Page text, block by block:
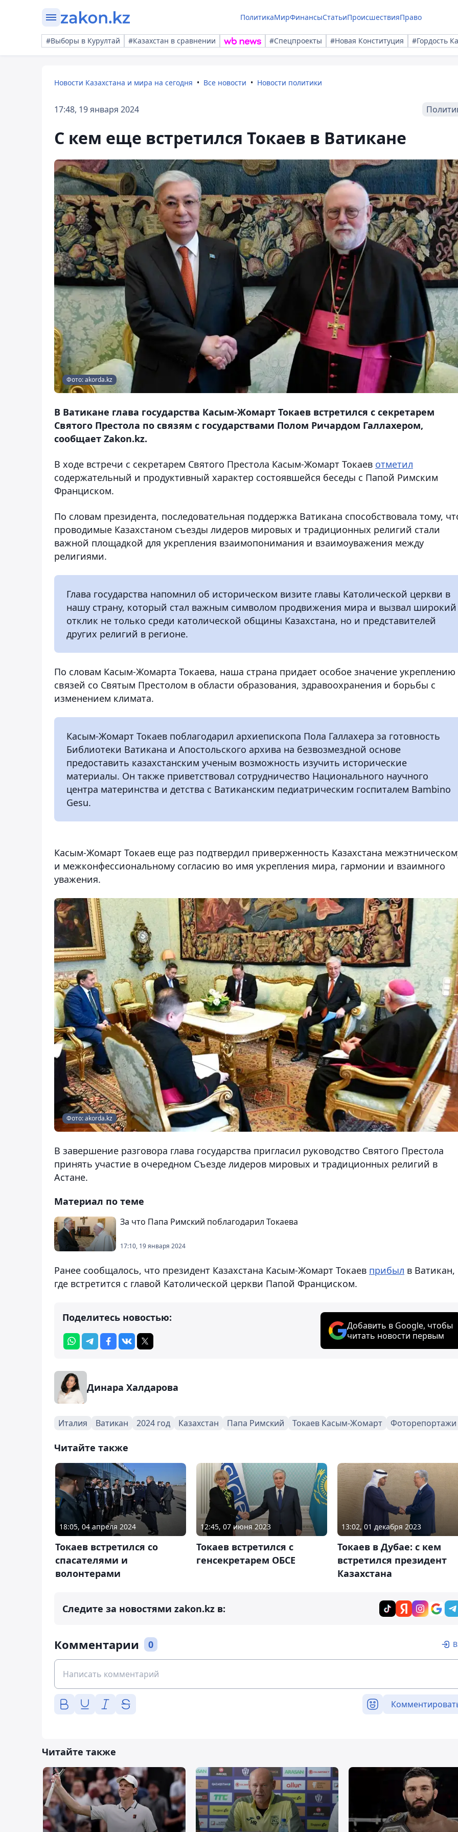
ПолитикаМирФинансыСтатьиПроисшествияПраво
#Выборы в Курултай #Казахстан в сравнении #Спецпроекты #Новая Конституция #Гордость
Новости Казахстана и мира на сегодня Все новости Новости политики
17:48, 19 января 2024
С кем еще встретился Токаев в Ватикане
Фото: akorda.kz
В Ватикане глава государства Касым-Жомарт Токаев встретился с секретарем
Святого Престола по связям с государствами Полом Ричардом Галлахером,
сообщает Zakon.kz.
В ходе встречи с секретарем Святого Престола Касым-Жомарт Токаев отметил
содержательный и продуктивный характер состоявшейся беседы с Папой Римским
Франциском.
По словам президента, последовательная поддержка Ватикана способствовала тому,
проводимые Казахстаном съезды лидеров мировых и традиционных религий стали
важной площадкой для укрепления взаимопонимания и взаимоуважения между
религиями.
Глава государства напомнил об историческом визите главы Католической церкви в
нашу страну, который стал важным символом продвижения мира и вызвал широкий
отклик не только среди католической общины Казахстана, но и представителей
других религий в регионе.
По словам Касым-Жомарта Токаева, наша страна придает особое значение укреплению
связей со Святым Престолом в области образования, здравоохранения и борьбы с
изменением климата.
Касым-Жомарт Токаев поблагодарил архиепископа Пола Галлахера за готовность
Библиотеки Ватикана и Апостольского архива на безвозмездной основе
предоставить казахстанским ученым возможность изучить исторические
материалы. Он также приветствовал сотрудничество Национального научного
центра материнства и детства с Ватиканским педиатрическим госпиталем Bambino
Gesu.
Касым-Жомарт Токаев еще раз подтвердил приверженность Казахстана
и межконфессиональному согласию во имя укрепления мира, гармонии и взаимного
уважения.
Фото: akorda.kz
В завершение разговора глава государства пригласил руководство Святого Престола
принять участие в очередном Съезде лидеров мировых и традиционных религий в
Астане.
Материал по теме
За что Папа Римский поблагодарил Токаева
17:10, 19 января 2024
Ранее сообщалось, что президент Казахстана Касым-Жомарт Токаев прибыл в Ватикан,
где встретится с главой Католической церкви Папой Франциском.
Поделитесь новостью:
Добавить в Google, чтобы
читать новости первым
Динара Халдарова
Италия Ватикан 2024 год Казахстан Папа Римский Токаев Касым-Жомарт Фоторепортажи
Читайте также
18:05, 04 апреля 2024
Токаев встретился со
спасателями и
волонтерами
12:45, 07 июня 2023
Токаев встретился с
генсекретарем ОБСЕ
13:02, 01 декабря 2023
Токаев в Дубае: с кем
встретился президент
Казахстана
Следите за новостями zakon.kz в:
Комментарии 0
Читайте также